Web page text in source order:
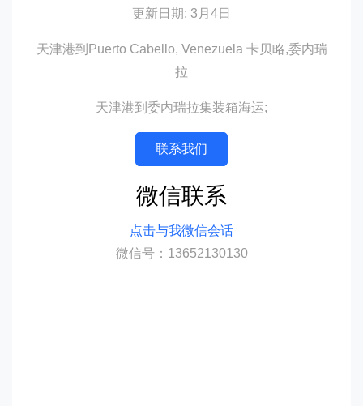
更新日期: 3月4日
天津港到Puerto Cabello, Venezuela 卡贝略,委内瑞
拉
天津港到委内瑞拉集装箱海运;
联系我们
微信联系
点击与我微信会话
微信号：13652130130